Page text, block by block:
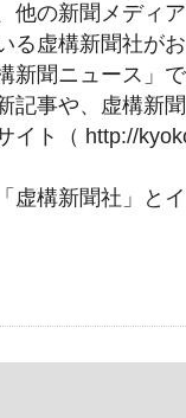
他の新聞メディ
る虚構新聞社が
新聞ニュース」
記事や、虚構新
イト（ http://
虚構新聞社」と